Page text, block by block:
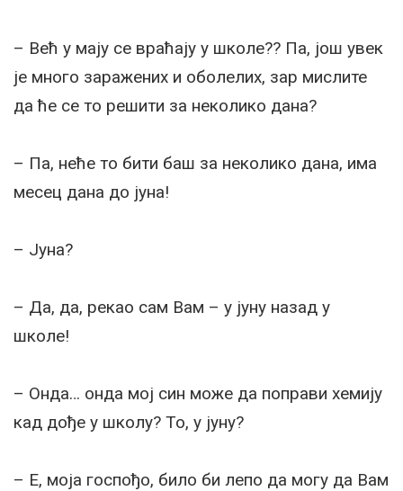
– Већ у мају се враћају у школе?? Па, још увек
је много заражених и оболелих, зар мислите
да ће се то решити за неколико дана?
– Па, неће то бити баш за неколико дана, има
месец дана до јуна!
– Јуна?
– Да, да, рекао сам Вам – у јуну назад у
школе!
– Онда… онда мој син може да поправи хемију
кад дође у школу? То, у јуну?
– Е, моја госпођо, било би лепо да могу да Вам